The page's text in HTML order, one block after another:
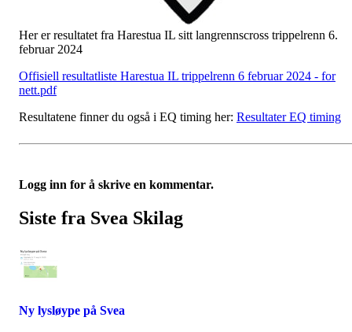
Her er resultatet fra Harestua IL sitt langrennscross trippelrenn 6.
februar 2024
Offisiell resultatliste Harestua IL trippelrenn 6 februar 2024 - for
nett.pdf
Resultatene finner du også i EQ timing her: Resultater EQ timing
Logg inn for å skrive en kommentar.
Siste fra Svea Skilag
Ny lysløype på Svea